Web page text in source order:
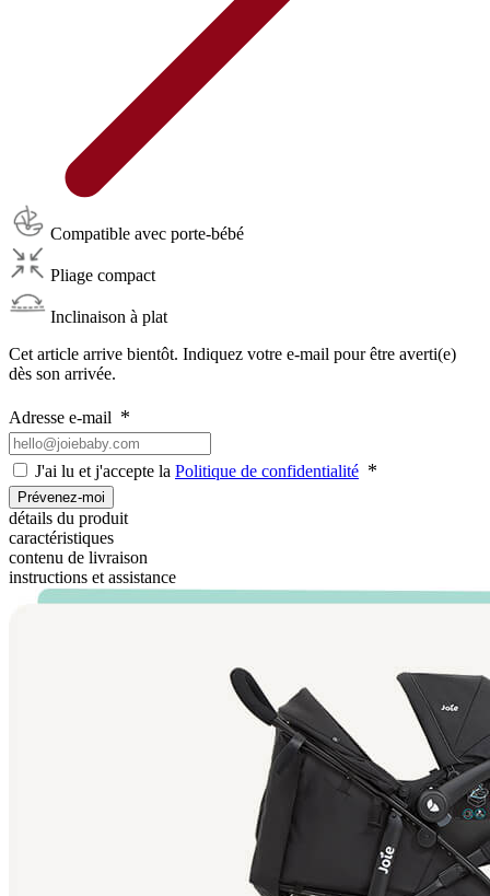
Compatible avec porte-bébé
Pliage compact
Inclinaison à plat
Cet article arrive bientôt. Indiquez votre e-mail pour être averti(e)
dès son arrivée.
Adresse e-mail
J'ai lu et j'accepte la Politique de confidentialité
Prévenez-moi
détails du produit
caractéristiques
contenu de livraison
instructions et assistance